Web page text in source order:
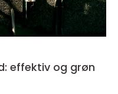
effektiv og grøn